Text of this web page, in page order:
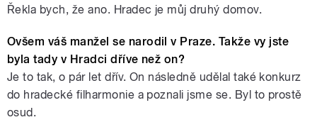
Řekla bych, že ano. Hradec je můj druhý domov.
Ovšem váš manžel se narodil v Praze. Takže vy jste
byla tady v Hradci dříve než on?
Je to tak, o pár let dřív. On následně udělal také konkurz
do hradecké filharmonie a poznali jsme se. Byl to prostě
osud.